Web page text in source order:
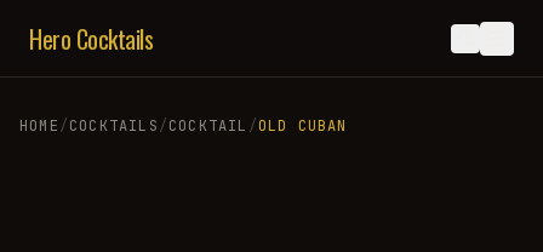
Hero Cocktails
HOME/COCKTAILS/COCKTAIL /OLD CUBAN